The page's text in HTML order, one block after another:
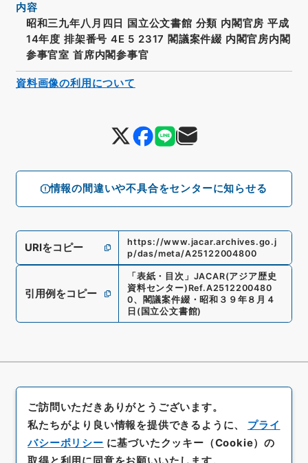
情報の間違いや不具合をセンターに知らせる
内容
昭和三九年八月四日 国立公文書館 分類 内閣官房 平成
14年度 排架番号 4E 5 2317 閣議案件綴 内閣官房内閣
参事官室 首席内閣参事官
URIをコピー
https://www.jacar.archives.go.j
p/das/meta/A25122004800
引用例をコピー
「 表紙・目次 」 JACAR(アジア歴史
資料センター) Ref.A2512200480
0、 閣議案件綴・昭和３９年８月４
日 ( 国立公文書館)
資料画像の利用について
ご訪問いただきありがとうございます。
私たちがより良い情報を提供できるように、 プライ
バシーポリシー に基づいたクッキー（Cookie）の